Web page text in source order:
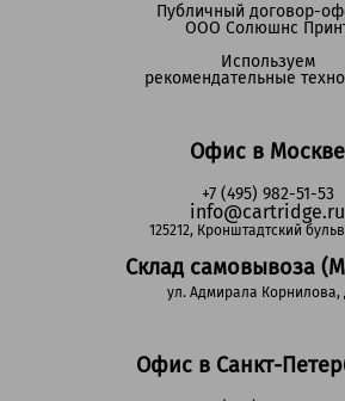
Офис в Москве
+7 (495) 982-51-53
info@cartridge.ru
125212, Кронштадтский
Склад самовывоза
ул. Адмирала Корнилова,
Офис в Санкт-
Публичный договор-
ООО Солюшнс
Используем
рекомендательные